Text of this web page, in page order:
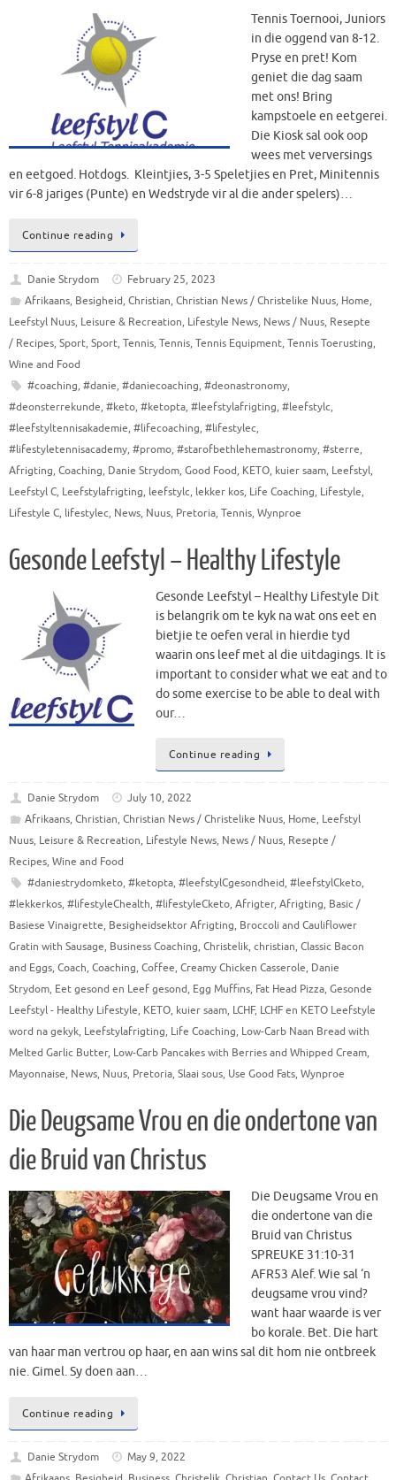
Tennis Toernooi, Juniors
in die oggend van 8-12.
Pryse en pret! Kom
geniet die dag saam
met ons! Bring
kampstoele en eetgerei.
Die Kiosk sal ook oop
wees met verversings
en eetgoed. Hotdogs. Kleintjies, 3-5 Speletjies en Pret, Minitennis
vir 6-8 jariges (Punte) en Wedstryde vir al die ander spelers)…
Continue reading
Danie Strydom
February 25, 2023
Afrikaans, Besigheid, Christian, Christian News / Christelike Nuus, Home,
Leefstyl Nuus, Leisure & Recreation, Lifestyle News, News / Nuus, Resepte
/ Recipes, Sport, Sport, Tennis, Tennis, Tennis Equipment, Tennis Toerusting,
Wine and Food
#coaching, #danie, #daniecoaching, #deonastronomy,
#deonsterrekunde, #keto, #ketopta, #leefstylafrigting, #leefstylc,
#leefstyltennisakademie, #lifecoaching, #lifestylec,
#lifestyletennisacademy, #promo, #starofbethlehemastronomy, #sterre,
Afrigting, Coaching, Danie Strydom, Good Food, KETO, kuier saam, Leefstyl,
Leefstyl C, Leefstylafrigting, leefstylc, lekker kos, Life Coaching, Lifestyle,
Lifestyle C, lifestylec, News, Nuus, Pretoria, Tennis, Wynproe
Gesonde Leefstyl – Healthy Lifestyle
Gesonde Leefstyl – Healthy Lifestyle Dit
is belangrik om te kyk na wat ons eet en
bietjie te oefen veral in hierdie tyd
waarin ons leef met al die uitdagings. It is
important to consider what we eat and to
do some exercise to be able to deal with
our…
Continue reading
Danie Strydom
July 10, 2022
Afrikaans, Christian, Christian News / Christelike Nuus, Home, Leefstyl
Nuus, Leisure & Recreation, Lifestyle News, News / Nuus, Resepte /
Recipes, Wine and Food
#daniestrydomketo, #ketopta, #leefstylCgesondheid, #leefstylCketo,
#lekkerkos, #lifestyleChealth, #lifestyleCketo, Afrigter, Afrigting, Basic /
Basiese Vinaigrette, Besigheidsektor Afrigting, Broccoli and Cauliflower
Gratin with Sausage, Business Coaching, Christelik, christian, Classic Bacon
and Eggs, Coach, Coaching, Coffee, Creamy Chicken Casserole, Danie
Strydom, Eet gesond en Leef gesond, Egg Muffins, Fat Head Pizza, Gesonde
Leefstyl - Healthy Lifestyle, KETO, kuier saam, LCHF, LCHF en KETO Leefstyle
word na gekyk, Leefstylafrigting, Life Coaching, Low-Carb Naan Bread with
Melted Garlic Butter, Low-Carb Pancakes with Berries and Whipped Cream,
Mayonnaise, News, Nuus, Pretoria, Slaai sous, Use Good Fats, Wynproe
Die Deugsame Vrou en die ondertone van
die Bruid van Christus
Die Deugsame Vrou en
die ondertone van die
Bruid van Christus
SPREUKE 31:10‭-‬31
AFR53 Alef. Wie sal ‘n
deugsame vrou vind?
want haar waarde is ver
bo korale. Bet. Die hart
van haar man vertrou op haar, en aan wins sal dit hom nie ontbreek
nie. Gimel. Sy doen aan…
Continue reading
Danie Strydom
May 9, 2022